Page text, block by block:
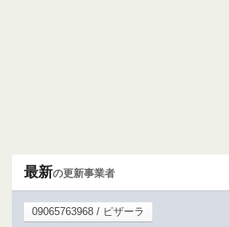
最新の更新事業者
09065763968 / ピザーラ